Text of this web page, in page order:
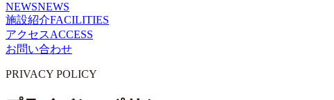
NEWSNEWS
施設紹介FACILITIES
アクセスACCESS
お問い合わせ
PRIVACY POLICY